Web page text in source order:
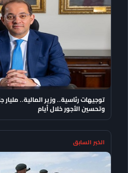
توجيهات رئاسية.. وزير المالية..
وتحسين الأجور خلال أيام
الخبر السابق